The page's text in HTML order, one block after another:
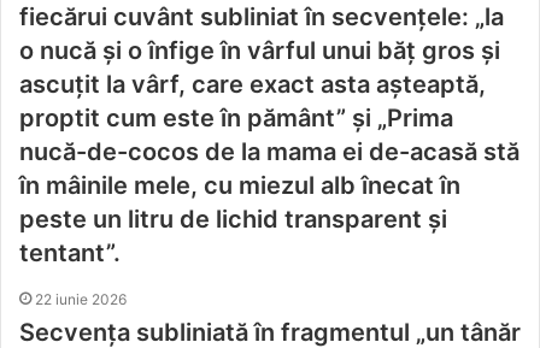
fiecărui cuvânt subliniat în secvențele: „la
o nucă și o înfige în vârful unui băț gros și
ascuțit la vârf, care exact asta aşteaptă,
proptit cum este în pământ” şi „Prima
nucă-de-cocos de la mama ei de-acasă stă
în mâinile mele, cu miezul alb înecat în
peste un litru de lichid transparent şi
tentant”.
22 iunie 2026
Secvența subliniată în fragmentul „un tânăr